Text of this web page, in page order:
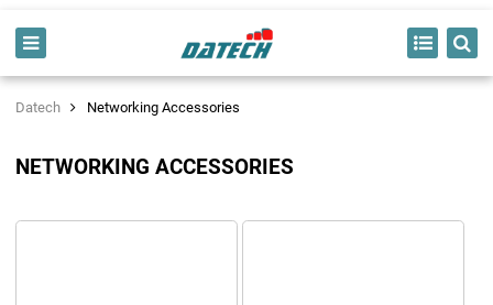
Datech Networking Accessories
NETWORKING ACCESSORIES